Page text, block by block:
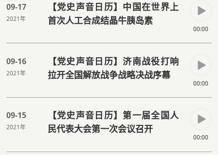
09-17
2021年
【党史声音日历】中国在世界上
首次人工合成结晶牛胰岛素
00:00
09-16
2021年
【党史声音日历】济南战役打响
拉开全国解放战争战略决战序幕
00:00
09-15
2021年
【党史声音日历】第一届全国人
民代表大会第一次会议召开
00:00